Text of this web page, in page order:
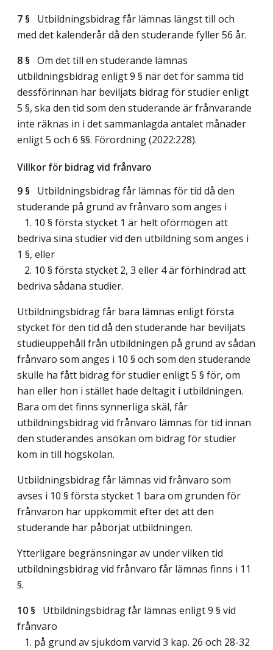
7 § Utbildningsbidrag får lämnas längst till och
med det kalenderår då den studerande fyller 56 år.
8 § Om det till en studerande lämnas
utbildningsbidrag enligt 9 § när det för samma tid
dessförinnan har beviljats bidrag för studier enligt
5 §, ska den tid som den studerande är frånvarande
inte räknas in i det sammanlagda antalet månader
enligt 5 och 6 §§. Förordning (2022:228).
Villkor för bidrag vid frånvaro
9 § Utbildningsbidrag får lämnas för tid då den
studerande på grund av frånvaro som anges i
1. 10 § första stycket 1 är helt oförmögen att
bedriva sina studier vid den utbildning som anges i
1 §, eller
2. 10 § första stycket 2, 3 eller 4 är förhindrad att
bedriva sådana studier.
Utbildningsbidrag får bara lämnas enligt första
stycket för den tid då den studerande har beviljats
studieuppehåll från utbildningen på grund av sådan
frånvaro som anges i 10 § och som den studerande
skulle ha fått bidrag för studier enligt 5 § för, om
han eller hon i stället hade deltagit i utbildningen.
Bara om det finns synnerliga skäl, får
utbildningsbidrag vid frånvaro lämnas för tid innan
den studerandes ansökan om bidrag för studier
kom in till högskolan.
Utbildningsbidrag får lämnas vid frånvaro som
avses i 10 § första stycket 1 bara om grunden för
frånvaron har uppkommit efter det att den
studerande har påbörjat utbildningen.
Ytterligare begränsningar av under vilken tid
utbildningsbidrag vid frånvaro får lämnas finns i 11
§.
10 § Utbildningsbidrag får lämnas enligt 9 § vid
frånvaro
1. på grund av sjukdom varvid 3 kap. 26 och 28-32